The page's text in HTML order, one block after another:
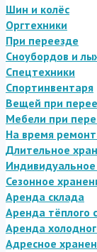
Шин и колёс
Оргтехники
При переезде
Сноубордов и
Спецтехники
Спортинвентаря
Вещей при
Мебели при
На время
Длительное
Сезонное
Аренда склада
Аренда тёплого
Аренда
Адресное